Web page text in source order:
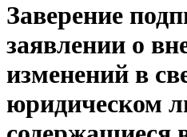
Заверение
заявлении о
изменений в
юридическом